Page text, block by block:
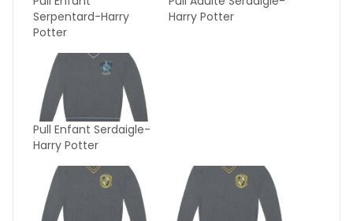
Serpentard-Harry
Potter
Harry Potter
Pull Enfant Serdaigle-
Harry Potter